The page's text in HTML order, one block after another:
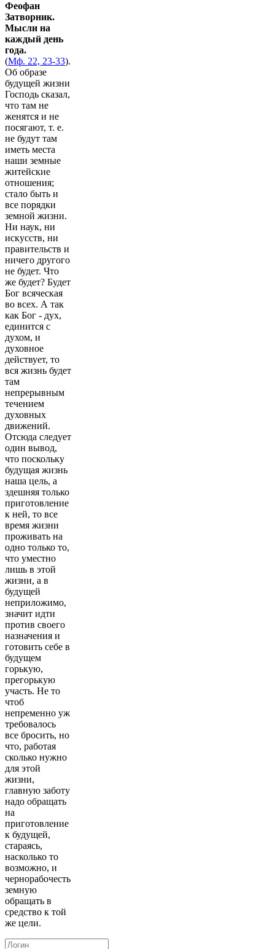
Феофан
Затворник.
Мысли на
каждый день
года.
(Мф. 22, 23-33).
Об образе
будущей жизни
Господь сказал,
что там не
женятся и не
посягают, т. е.
не будут там
иметь места
наши земные
житейские
отношения;
стало быть и
все порядки
земной жизни.
Ни наук, ни
искусств, ни
правительств и
ничего другого
не будет. Что
же будет? Будет
Бог всяческая
во всех. А так
как Бог - дух,
единится с
духом, и
духовное
действует, то
вся жизнь будет
там
непрерывным
течением
духовных
движений.
Отсюда следует
один вывод,
что поскольку
будущая жизнь
наша цель, а
здешняя только
приготовление
к ней, то все
время жизни
проживать на
одно только то,
что уместно
лишь в этой
жизни, а в
будущей
неприложимо,
значит идти
против своего
назначения и
готовить себе в
будущем
горькую,
прегорькую
участь. Не то
чтоб
непременно уж
требовалось
все бросить, но
что, работая
сколько нужно
для этой
жизни,
главную заботу
надо обращать
на
приготовление
к будущей,
стараясь,
насколько то
возможно, и
чернорабочесть
земную
обращать в
средство к той
же цели.